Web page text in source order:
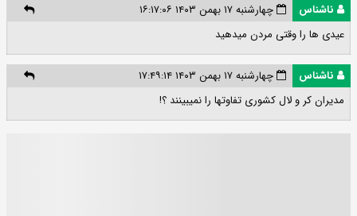
ناشناس
چهارشنبه ۱۷ بهمن ۱۴۰۳ ۱۶:۱۷:۰۶
عیدی ها را وقتی مردن میدهید
ناشناس
چهارشنبه ۱۷ بهمن ۱۴۰۳ ۱۷:۴۹:۱۴
مدیران کر و لال کشوری تفاوتها را نمیبینند ؟!